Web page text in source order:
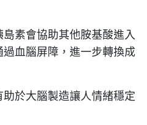
素會協助其他胺基酸進入
血腦屏障，進一步轉換成
於大腦製造讓人情緒穩定